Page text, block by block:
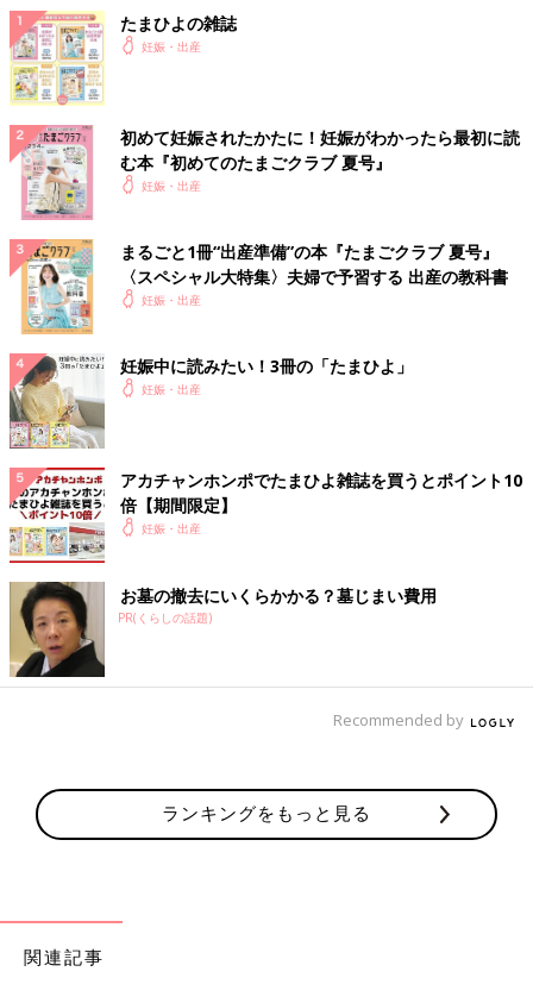
いですよね💦 心穏やかに過ごしたいですホントに検索魔や
めます😭😭
し*****さん
前回の妊娠では「これはもはや生理？では？」と思うくらい
の出血がありましたが経過は問題なく出産までスムーズでし
た あまり気負わず、よくあることだと思って……！
💬 1♥2
コメントありがとうございます😭 生理ぐらいの血が出た
んですね💦それは不安です。 分かりました😢 あまり考え
過ぎないようにします！！ ありがとうございます😊
B*****さん
5w5dのものです。私も今まで茶オリだったのが、先ほどト
イレに行ったらおりものに血が混じったような色のものが出
て、不安になってアプリを開きました。同じようなことを経
験されている方がいらっしゃるようですが、不安しかないで
すよね🥺次の診察(来週火曜)まで待つべきか病院に電話すべ
🍑*****さん
コメントありがとうございます！ 血が混じっているなら1
い不安ですが頑張りましょう🥹
たまひよの雑誌
妊娠・出産
初めて妊娠されたかたに！妊娠がわかったら最初に読
む本『初めてのたまごクラブ 夏号』
妊娠・出産
まるごと1冊“出産準備”の本『たまごクラブ 夏号』
〈スペシャル大特集〉夫婦で予習する 出産の教科書
妊娠・出産
妊娠中に読みたい！3冊の「たまひよ」
妊娠・出産
アカチャンホンポでたまひよ雑誌を買うとポイント10
倍【期間限定】
妊娠・出産
お墓の撤去にいくらかかる？墓じまい費用
PR(くらしの話題)
Recommended by
ランキングをもっと見る
関連記事